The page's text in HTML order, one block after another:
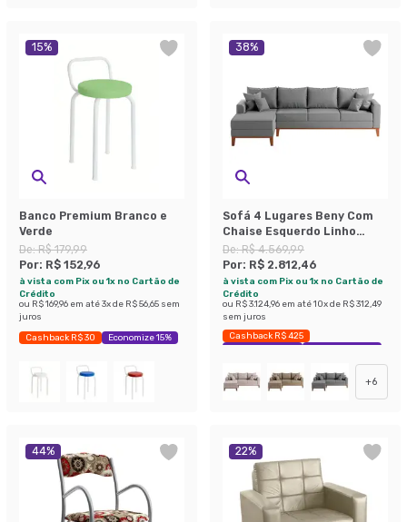
15%
Banco Premium Branco e
Verde
De:R$ 179,99
Por: R$ 152,96
à vista com Pix ou 1x no Cartão de
Crédito
ou R$ 169,96 em até3x de R$ 56,65 sem
juros
Cashback R$ 30 Economize 15%
38%
Sofá 4 Lugares Beny Com
Chaise Esquerdo Linho
Cinza
De:R$ 4.569,99
Por: R$ 2.812,46
à vista com Pix ou 1x no Cartão de
Crédito
ou R$ 3.124,96 em até10x de R$ 312,49
sem juros
Cashback R$ 425
Exclusivo Mobly
Economize 38%
+6
44% 22%